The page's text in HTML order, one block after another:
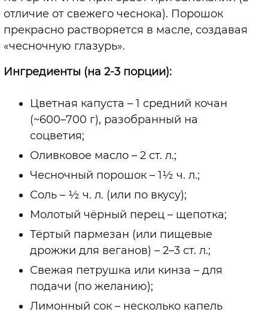
отличие от свежего чеснока). Порошок
прекрасно растворяется в масле, создавая
«чесночную глазурь».
Ингредиенты (на 2-3 порции):
Цветная капуста – 1 средний кочан
(~600–700 г), разобранный на
соцветия;
Оливковое масло – 2 ст. л.;
Чесночный порошок – 1½ ч. л.;
Соль – ½ ч. л. (или по вкусу);
Молотый чёрный перец – щепотка;
Тёртый пармезан (или пищевые
дрожжи для веганов) – 2–3 ст. л.;
Свежая петрушка или кинза – для
подачи (по желанию);
Лимонный сок – несколько капель